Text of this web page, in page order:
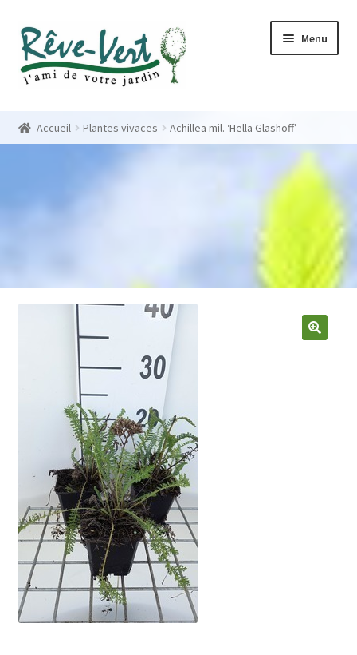
Skip
to
navigation
Skip
to
content
Menu
Accueil Plantes vivaces Achillea mil. ‘Hella Glashoff’